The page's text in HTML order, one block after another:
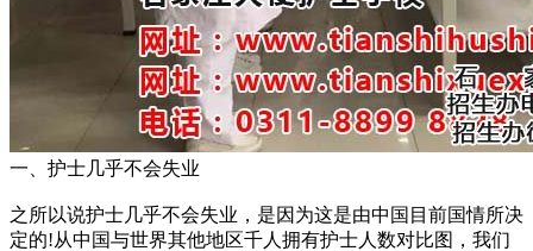
一、护士几乎不会失业
之所以说护士几乎不会失业，是因为这是由中国目前国情所决
定的!从中国与世界其他地区千人拥有护士人数对比图，我们